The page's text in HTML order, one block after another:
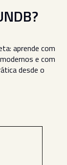
aprende com
e com
desde o